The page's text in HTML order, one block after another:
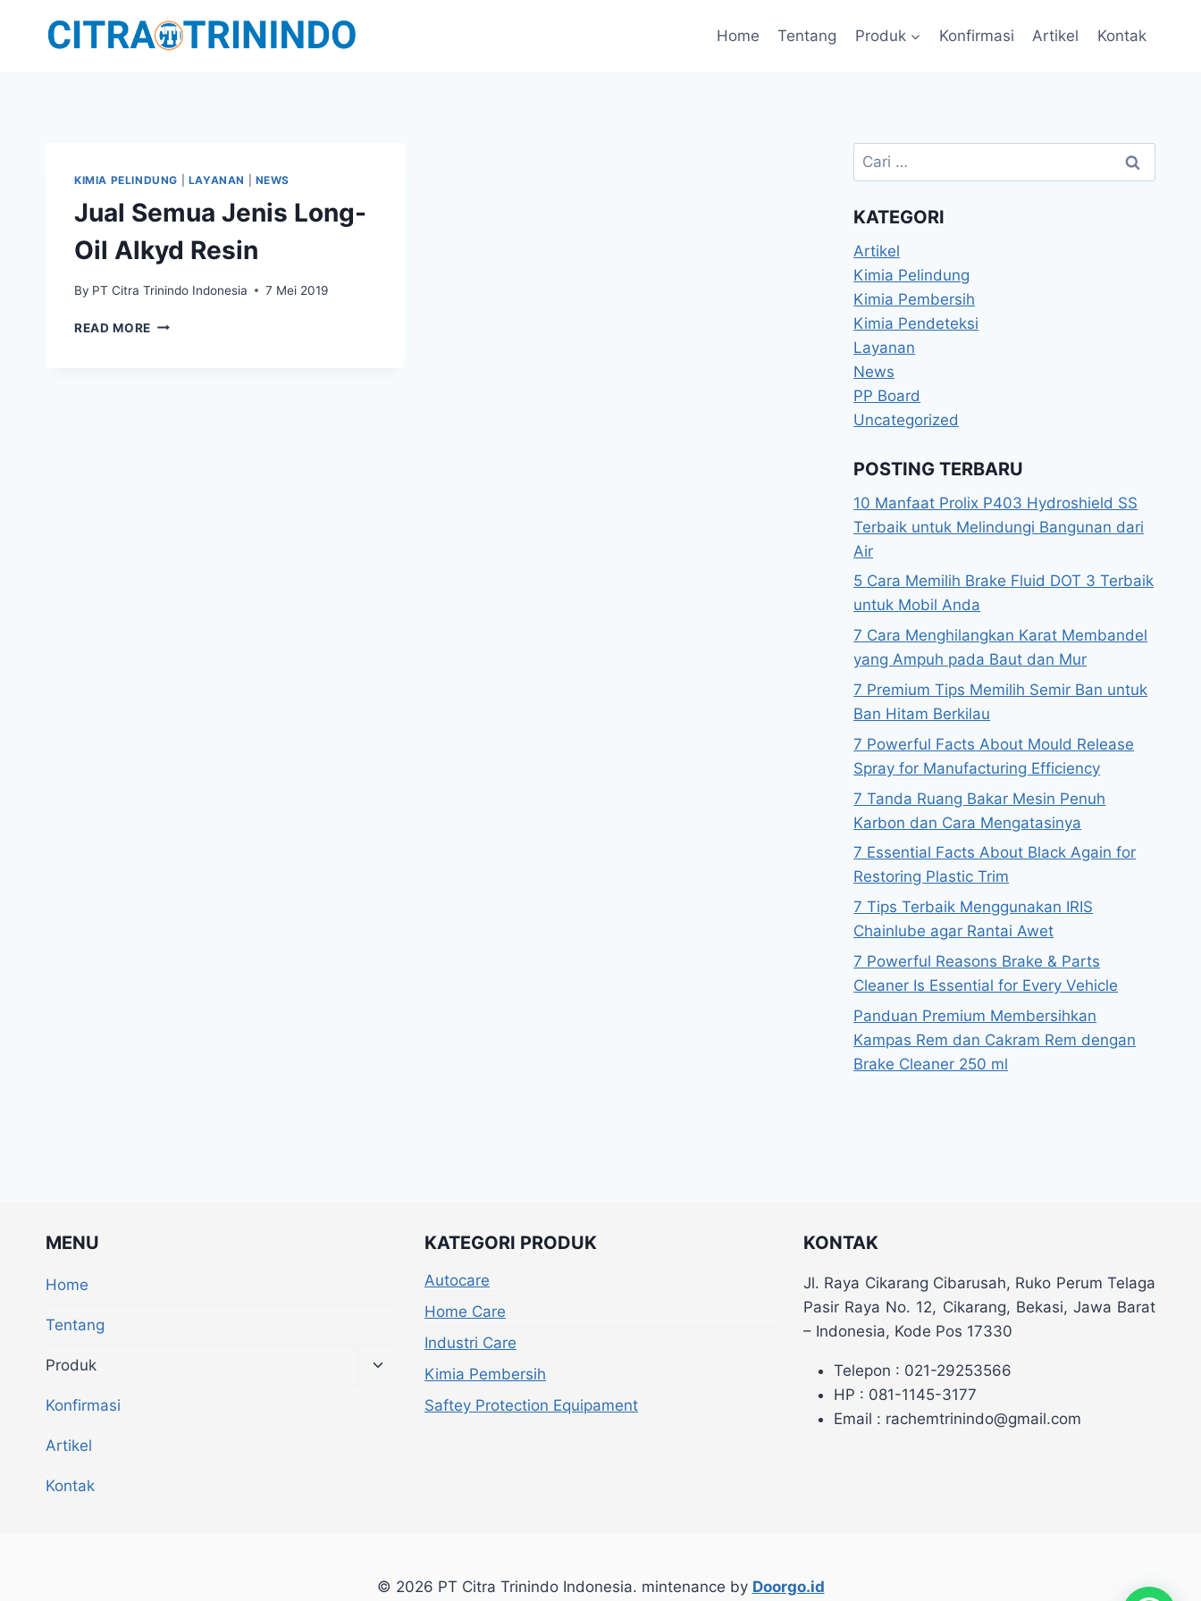
Home Tentang Produk Konfirmasi Artikel Kontak
KIMIA PELINDUNG LAYANAN NEWS
Jual Semua Jenis Long-
Oil Alkyd Resin
By PT Citra Trinindo Indonesia 7 Mei 2019
READ MORE
KATEGORI
Artikel
Kimia Pelindung
Kimia Pembersih
Kimia Pendeteksi
Layanan
News
PP Board
Uncategorized
POSTING TERBARU
10 Manfaat Prolix P403 Hydroshield SS
Terbaik untuk Melindungi Bangunan dari
Air
5 Cara Memilih Brake Fluid DOT 3 Terbaik
untuk Mobil Anda
7 Cara Menghilangkan Karat Membandel
yang Ampuh pada Baut dan Mur
7 Premium Tips Memilih Semir Ban untuk
Ban Hitam Berkilau
7 Powerful Facts About Mould Release
Spray for Manufacturing Efficiency
7 Tanda Ruang Bakar Mesin Penuh
Karbon dan Cara Mengatasinya
7 Essential Facts About Black Again for
Restoring Plastic Trim
7 Tips Terbaik Menggunakan IRIS
Chainlube agar Rantai Awet
7 Powerful Reasons Brake & Parts
Cleaner Is Essential for Every Vehicle
Panduan Premium Membersihkan
Kampas Rem dan Cakram Rem dengan
Brake Cleaner 250 ml
MENU
Home
Tentang
Produk
Konfirmasi
Artikel
Kontak
KATEGORI PRODUK
Autocare
Home Care
Industri Care
Kimia Pembersih
Saftey Protection Equipament
KONTAK
Jl. Raya Cikarang Cibarusah, Ruko Perum Telaga
Pasir Raya No. 12, Cikarang, Bekasi, Jawa Barat
– Indonesia, Kode Pos 17330
Telepon : 021-29253566
HP : 081-1145-3177
Email : rachemtrinindo@gmail.com
© 2026 PT Citra Trinindo Indonesia. mintenance by Doorgo.id